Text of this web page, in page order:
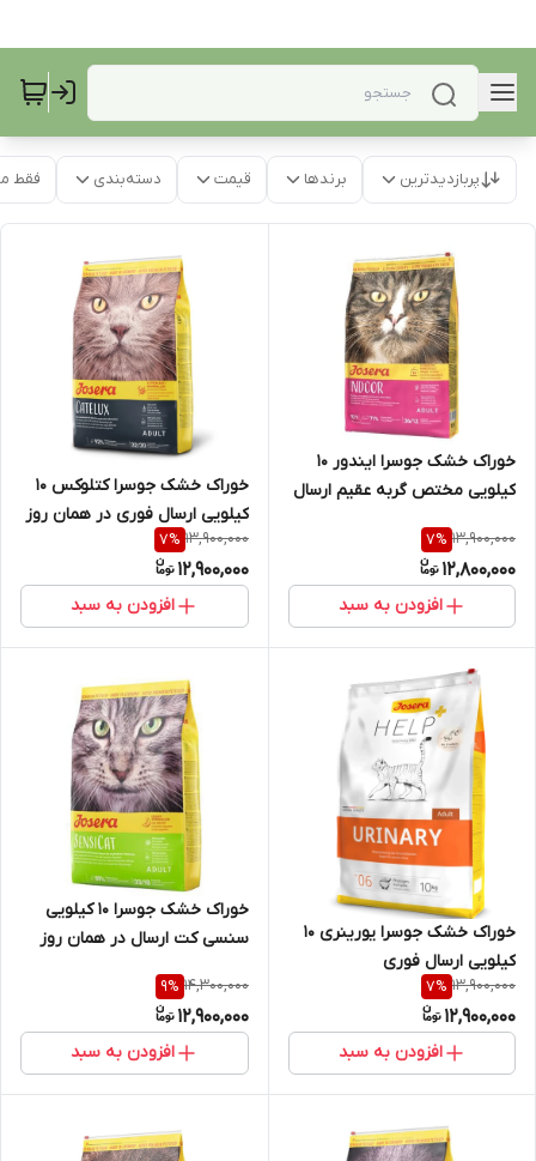
پربازدیدترین برندها قیمت دسته‌بندی فقط
خوراک خشک جوسرا ایندور 10
کیلویی مختص گربه عقیم ارسال
13,900,000
7%
12,800,000
افزودن به سبد
خوراک خشک جوسرا کتلوکس 10
کیلویی ارسال فوری در همان روز
13,900,000
7%
12,900,000
افزودن به سبد
خوراک خشک جوسرا یورینری 10
کیلویی ارسال فوری
13,900,000
7%
12,900,000
افزودن به سبد
خوراک خشک جوسرا 10 کیلویی
سنسی کت ارسال در همان روز
14,300,000
9%
12,900,000
افزودن به سبد